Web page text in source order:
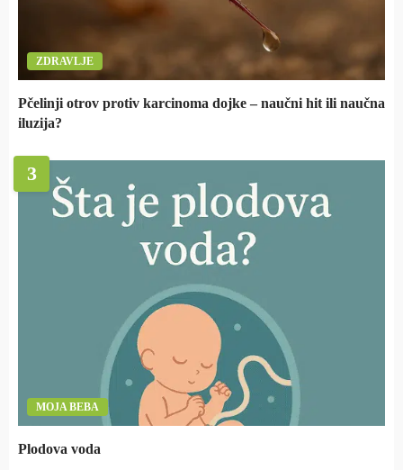
ZDRAVLJE
Pčelinji otrov protiv karcinoma dojke – naučni hit ili naučna
iluzija?
3
MOJA BEBA
Plodova voda